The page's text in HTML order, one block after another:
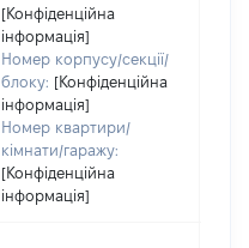
[Конфіденційна
інформація]
Номер корпусу/секції/
блоку: [Конфіденційна
інформація]
Номер квартири/
кімнати/гаражу:
[Конфіденційна
інформація]